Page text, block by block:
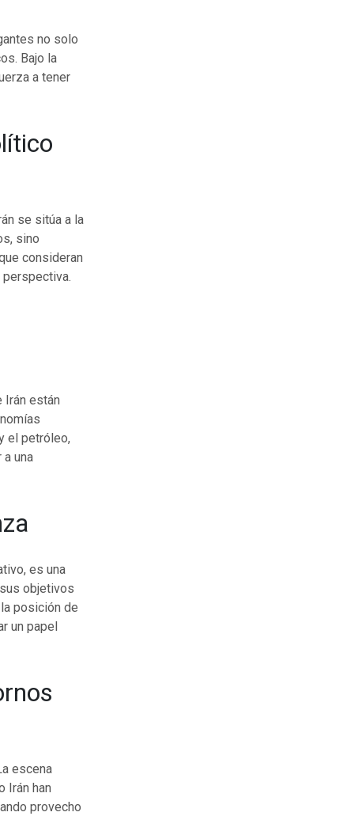
no solo
Bajo la
a tener
se sitúa a la
sino
consideran
Irán están
el petróleo,
una
es una
objetivos
posición de
un papel
escena
Irán han
provecho